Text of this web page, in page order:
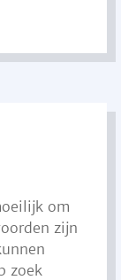
om
zijn
zoek